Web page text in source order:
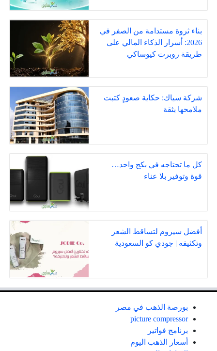
بناء ثروة مستدامة من الصفر في
2026: أسرار الذكاء المالي على
طريقة روبرت كيوساكي
شركة سياك: حكاية صعودٍ كتبت
ملامحها بثقة
كل ما تحتاجه في بكج واحد…
قوة وتوفير بلا عناء
أفضل سيروم لتساقط الشعر
وتكثيفه | جودي كو السعودية
بورصة الذهب في مصر
picture compressor
برنامج فواتير
أسعار الذهب اليوم